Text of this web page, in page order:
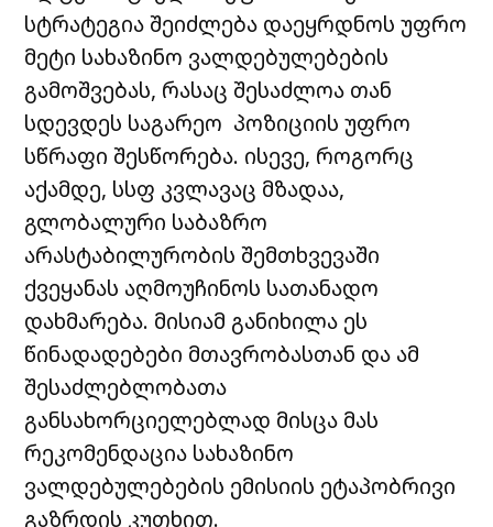
სტრატეგია შეიძლება დაეყრდნოს უფრო
მეტი სახაზინო ვალდებულებების
გამოშვებას, რასაც შესაძლოა თან
სდევდეს საგარეო პოზიციის უფრო
სწრაფი შესწორება. ისევე, როგორც
აქამდე, სსფ კვლავაც მზადაა,
გლობალური საბაზრო
არასტაბილურობის შემთხვევაში
ქვეყანას აღმოუჩინოს სათანადო
დახმარება. მისიამ განიხილა ეს
წინადადებები მთავრობასთან და ამ
შესაძლებლობათა
განსახორციელებლად მისცა მას
რეკომენდაცია სახაზინო
ვალდებულებების ემისიის ეტაპობრივი
გაზრდის კუთხით.